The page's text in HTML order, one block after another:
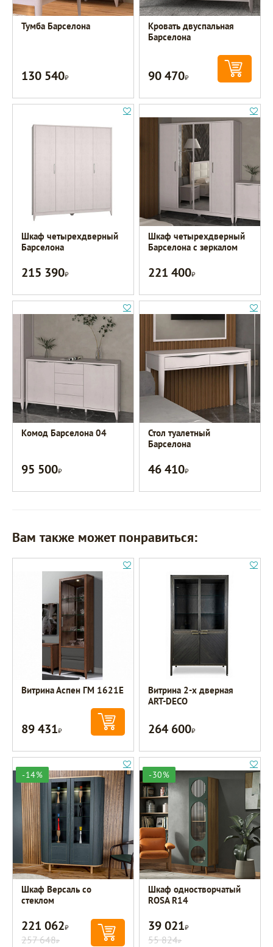
Тумба Барселона
130 540Р
Кровать двуспальная
Барселона
90 470Р
Шкаф четырехдверный
Барселона
215 390Р
Шкаф четырехдверный
Барселона с зеркалом
221 400Р
Комод Барселона 04
95 500Р
Стол туалетный
Барселона
46 410Р
Вам также может понравиться:
Витрина Аспен ГМ 1621Е
89 431Р
Витрина 2-х дверная
ART-DECO
264 600Р
-14%
Шкаф Версаль со
стеклом
221 062Р
257 648Р
-30%
Шкаф одностворчатый
ROSA R14
39 021Р
55 824Р